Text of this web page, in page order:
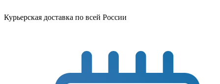
Курьерская доставка по всей России